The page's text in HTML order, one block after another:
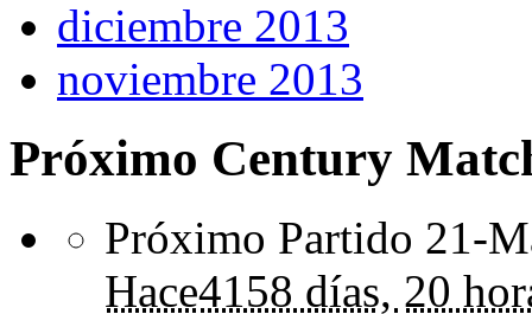
diciembre 2013
noviembre 2013
Próximo Century
Próximo Partido 21-
Hace4158 días, 20